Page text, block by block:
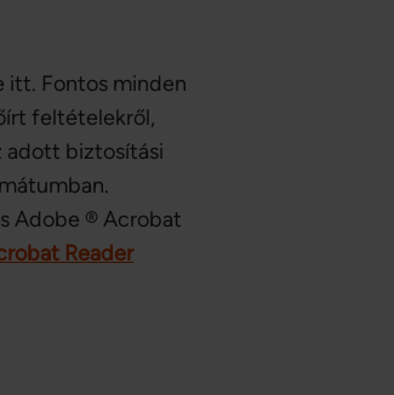
Fontos minden
feltételekről,
adott biztosítási
Adobe ® Acrobat
Reader